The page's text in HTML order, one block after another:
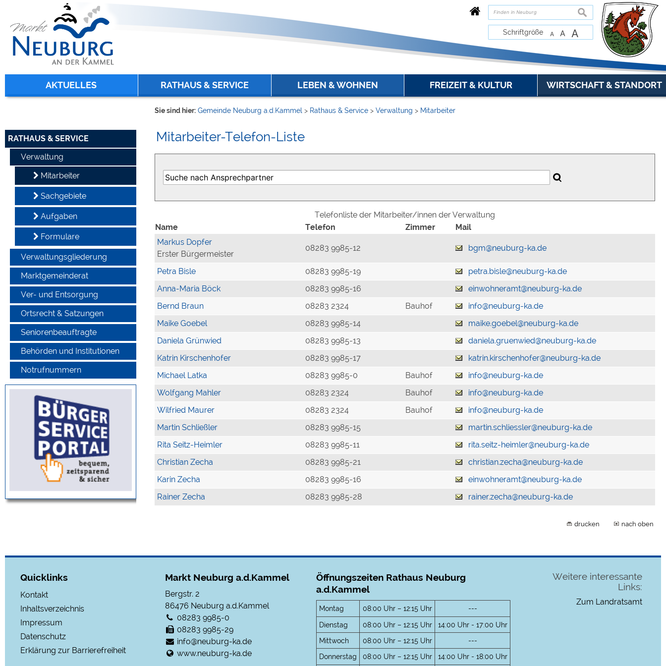
zur Navigation oder zur Startseitespringen.
suchen
Schriftgröße A A A
AKTUELLES RATHAUS & SERVICE LEBEN & WOHNEN FREIZEIT & KULTUR WIRTSCHAFT & STANDORT
RATHAUS & SERVICE
Verwaltung
Mitarbeiter
Sachgebiete
Aufgaben
Formulare
Verwaltungsgliederung
Marktgemeinderat
Ver- und Entsorgung
Ortsrecht & Satzungen
Seniorenbeauftragte
Behörden und Institutionen
Notrufnummern
Sie sind hier: Gemeinde Neuburg a.d.Kammel > Rathaus & Service > Verwaltung > Mitarbeiter
Mitarbeiter-Telefon-Liste
Telefonliste der Mitarbeiter/innen der Verwaltung
Name
Telefon Zimmer
Mail
Markus Dopfer
Erster Bürgermeister
08283 9985-12 bgm@neuburg-ka.de
Petra Bisle 08283 9985-19
petra.bisle@neuburg-ka.de
Anna-Maria Böck
08283 9985-16
einwohneramt@neuburg-ka.de
Bernd Braun
08283 2324 Bauhof
info@neuburg-ka.de
Maike Goebel
08283 9985-14
maike.goebel@neuburg-ka.de
Daniela Grünwied
08283 9985-13
daniela.gruenwied@neuburg-ka.de
Katrin Kirschenhofer
08283 9985-17
katrin.kirschenhofer@neuburg-ka.de
Michael Latka
08283 9985-0 Bauhof
info@neuburg-ka.de
Wolfgang Mahler
08283 2324 Bauhof
info@neuburg-ka.de
Wilfried Maurer
08283 2324 Bauhof
info@neuburg-ka.de
Martin Schließler
08283 9985-15
martin.schliessler@neuburg-ka.de
Rita Seitz-Heimler
08283 9985-11
rita.seitz-heimler@neuburg-ka.de
Christian Zecha
08283 9985-21
christian.zecha@neuburg-ka.de
Karin Zecha
08283 9985-16
einwohneramt@neuburg-ka.de
Rainer Zecha
08283 9985-28 rainer.zecha@neuburg-ka.de
drucken nach oben
Quicklinks
Kontakt
Inhaltsverzeichnis
Impressum
Datenschutz
Erklärung zur Barrierefreiheit
Markt Neuburg a.d.Kammel
Bergstr. 2
86476 Neuburg a.d.Kammel
08283 9985-0
08283 9985-29
info@neuburg-ka.de
www.neuburg-ka.de
Öffnungszeiten Rathaus Neuburg
a.d.Kammel
Montag 08:00 Uhr – 12:15 Uhr
---
Dienstag
08:00 Uhr – 12:15 Uhr
14:00 Uhr - 17:00 Uhr
Mittwoch
08:00 Uhr – 12:15 Uhr
---
Donnerstag
08:00 Uhr – 12:15 Uhr 14:00 Uhr - 18:00 Uhr
Weitere interessante
Links:
Zum Landratsamt